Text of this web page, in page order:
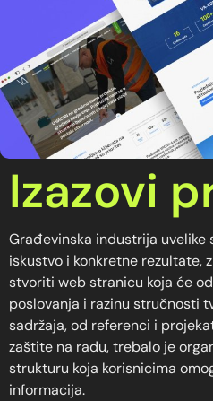
Izazovi
Građevinska industrija uvelike
iskustvo i konkretne rezultate,
stvoriti web stranicu koja će
poslovanja i razinu stručnosti
sadržaja, od referenci i
zaštite na radu, trebalo je
strukturu koja korisnicima
informacija.